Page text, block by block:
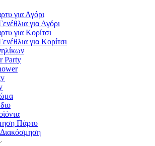
για Αγόρι
για Αγόρι
για Κορίτσι
για Κορίτσι
Party
Πάρτυ